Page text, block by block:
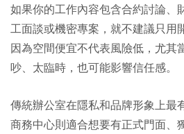
如果你的工作內容包含合約討論、
工面談或機密專案，就不建議只用
因為空間便宜不代表風險低，尤其
吵、太臨時，也可能影響信任感。
傳統辦公室在隱私和品牌形象上最
商務中心則適合想要有正式門面、